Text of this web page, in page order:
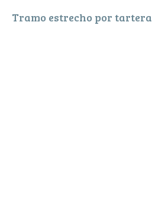
Tramo estrecho por tartera